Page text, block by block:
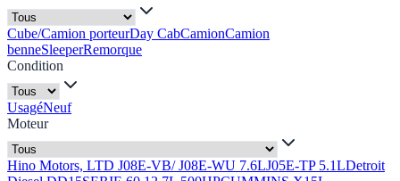
Cube/Camion porteurDay CabCamionCamion
benneSleeperRemorque
Condition
UsagéNeuf
Moteur
Hino Motors, LTD J08E-VB/ J08E-WU 7.6LJ05E-TP 5.1LDetroit